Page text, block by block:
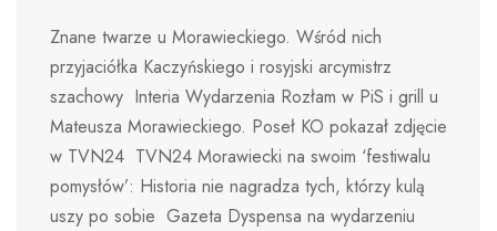
Znane twarze u Morawieckiego. Wśród nich
przyjaciółka Kaczyńskiego i rosyjski arcymistrz
szachowy Interia Wydarzenia Rozłam w PiS i grill u
Mateusza Morawieckiego. Poseł KO pokazał zdjęcie
w TVN24 TVN24 Morawiecki na swoim ‘festiwalu
pomysłów’: Historia nie nagradza tych, którzy kulą
uszy po sobie Gazeta Dyspensa na wydarzeniu